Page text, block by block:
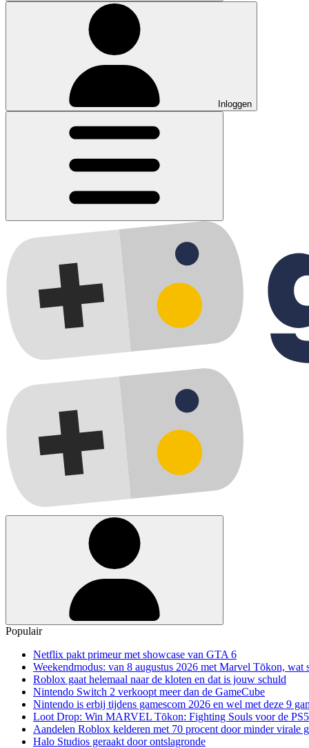
Inloggen
Populair
Netflix pakt primeur met showcase van GTA 6
Weekendmodus: van 8 augustus 2026 met Marvel Tōkon, wat
Roblox gaat helemaal naar de kloten en dat is jouw schuld
Nintendo Switch 2 verkoopt meer dan de GameCube
Nintendo is erbij tijdens gamescom 2026 en wel met deze 9
Loot Drop: Win MARVEL Tōkon: Fighting Souls voor de PS5
Aandelen Roblox kelderen met 70 procent door minder virale
Halo Studios geraakt door ontslagronde